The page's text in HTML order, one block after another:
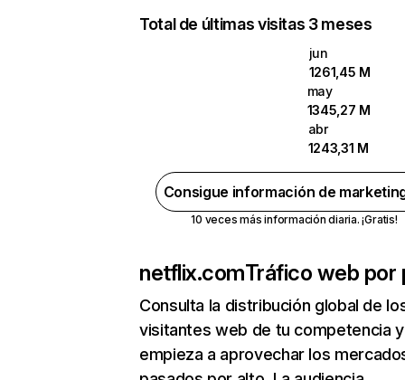
Total de últimas visitas 3 meses
jun
1261,45 M
may
1345,27 M
abr
1243,31 M
Consigue información de
10 veces más información diaria. ¡Gratis!
netflix.comTráfico web por
Consulta la distribución global de
visitantes web de tu competencia y
empieza a aprovechar los